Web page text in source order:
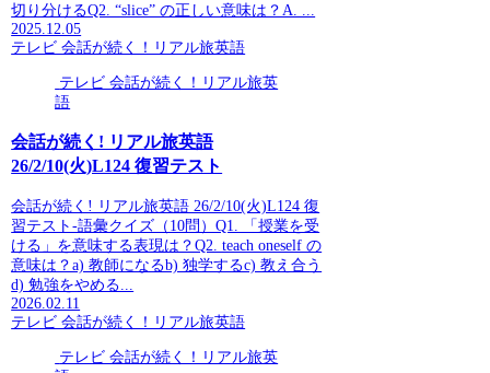
切り分けるQ2. “slice” の正しい意味は？A. ...
2025.12.05
テレビ 会話が続く！リアル旅英語
テレビ 会話が続く！リアル旅英
語
会話が続く! リアル旅英語
26/2/10(火)L124 復習テスト
会話が続く! リアル旅英語 26/2/10(火)L124 復
習テスト-語彙クイズ（10問）Q1. 「授業を受
ける」を意味する表現は？Q2. teach oneself の
意味は？a) 教師になるb) 独学するc) 教え合う
d) 勉強をやめる...
2026.02.11
テレビ 会話が続く！リアル旅英語
テレビ 会話が続く！リアル旅英